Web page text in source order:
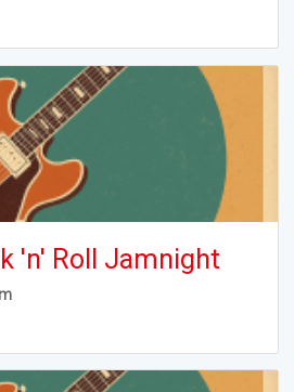
'n' Roll Jamnight